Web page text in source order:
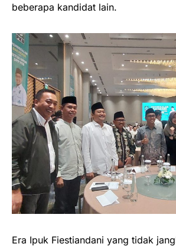
beberapa kandidat lain.
Era Ipuk Fiestiandani yang tidak